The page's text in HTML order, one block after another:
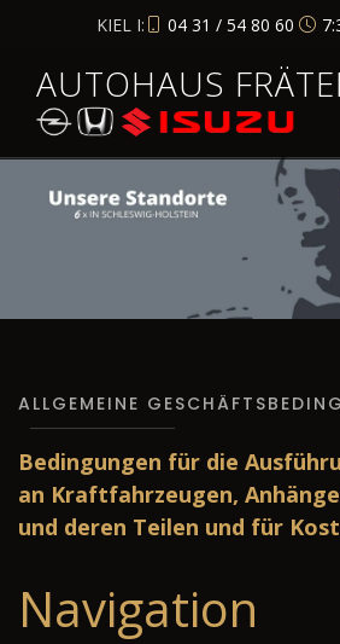
KIEL I: 04 31 / 54 80 60
AUTOHAUS
ALLGEMEINE
Bedingungen für die
an Kraftfahrzeugen,
und deren Teilen und für
Navigation